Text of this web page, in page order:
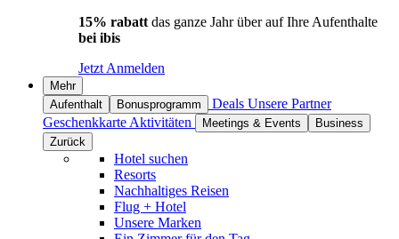
15% rabatt das ganze Jahr über auf Ihre Aufenthalte
bei ibis
Jetzt Anmelden
Mehr
Aufenthalt
Bonusprogramm Deals Unsere Partner
Geschenkkarte Aktivitäten Meetings & Events
Business
Zurück
Hotel suchen
Resorts
Nachhaltiges Reisen
Flug + Hotel
Unsere Marken